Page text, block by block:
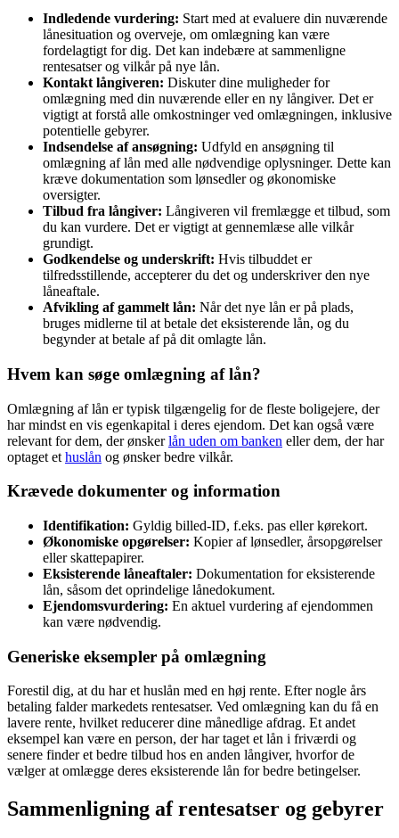
Indledende vurdering: Start med at evaluere din nuværende
lånesituation og overveje, om omlægning kan være
fordelagtigt for dig. Det kan indebære at sammenligne
rentesatser og vilkår på nye lån.
Kontakt långiveren: Diskuter dine muligheder for
omlægning med din nuværende eller en ny långiver. Det er
vigtigt at forstå alle omkostninger ved omlægningen, inklusive
potentielle gebyrer.
Indsendelse af ansøgning: Udfyld en ansøgning til
omlægning af lån med alle nødvendige oplysninger. Dette kan
kræve dokumentation som lønsedler og økonomiske
oversigter.
Tilbud fra långiver: Långiveren vil fremlægge et tilbud, som
du kan vurdere. Det er vigtigt at gennemlæse alle vilkår
grundigt.
Godkendelse og underskrift: Hvis tilbuddet er
tilfredsstillende, accepterer du det og underskriver den nye
låneaftale.
Afvikling af gammelt lån: Når det nye lån er på plads,
bruges midlerne til at betale det eksisterende lån, og du
begynder at betale af på dit omlagte lån.
Hvem kan søge omlægning af lån?
Omlægning af lån er typisk tilgængelig for de fleste boligejere, der
har mindst en vis egenkapital i deres ejendom. Det kan også være
relevant for dem, der ønskerlån uden om banken eller dem, der har
optaget et huslån og ønsker bedre vilkår.
Krævede dokumenter og information
Identifikation: Gyldig billed-ID, f.eks. pas eller kørekort.
Økonomiske opgørelser: Kopier af lønsedler, årsopgørelser
eller skattepapirer.
Eksisterende låneaftaler: Dokumentation for eksisterende
lån, såsom det oprindelige lånedokument.
Ejendomsvurdering: En aktuel vurdering af ejendommen
kan være nødvendig.
Generiske eksempler på omlægning
Forestil dig, at du har et huslån med en høj rente. Efter nogle års
betaling falder markedets rentesatser. Ved omlægning kan du få en
lavere rente, hvilket reducerer dine månedlige afdrag. Et andet
eksempel kan være en person, der har taget et lån i friværdi og
senere finder et bedre tilbud hos en anden långiver, hvorfor de
vælger at omlægge deres eksisterende lån for bedre betingelser.
Sammenligning af rentesatser og gebyrer